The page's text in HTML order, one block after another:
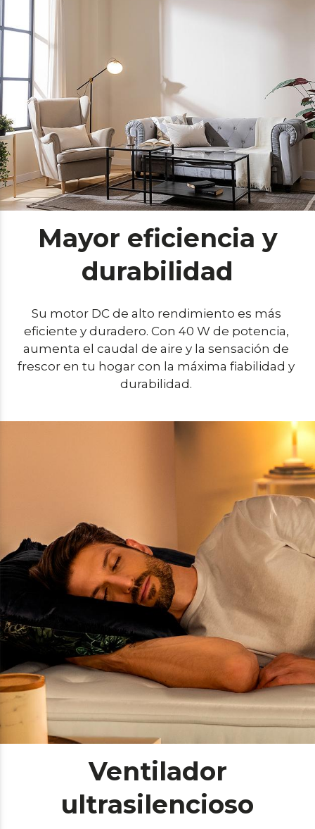
Mayor eficiencia y
durabilidad
Su motor DC de alto rendimiento es más
eficiente y duradero. Con 40 W de potencia,
aumenta el caudal de aire y la sensación de
frescor en tu hogar con la máxima fiabilidad y
durabilidad.
Ventilador
ultrasilencioso